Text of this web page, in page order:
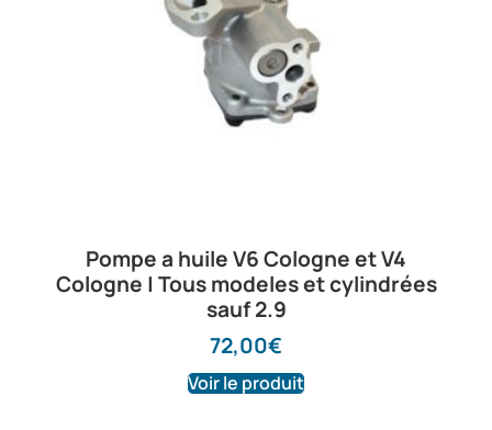
Pompe a huile V6 Cologne et V4
Cologne | Tous modeles et cylindrées
sauf 2.9
72,00€
Voir le produit